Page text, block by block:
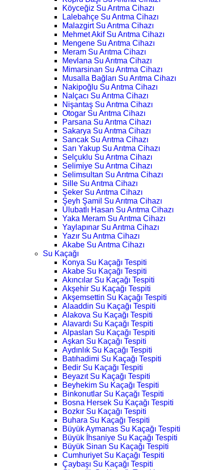
Köyceğiz Su Arıtma Cihazı
Lalebahçe Su Arıtma Cihazı
Malazgirt Su Arıtma Cihazı
Mehmet Akif Su Arıtma Cihazı
Mengene Su Arıtma Cihazı
Meram Su Arıtma Cihazı
Mevlana Su Arıtma Cihazı
Mimarsinan Su Arıtma Cihazı
Musalla Bağları Su Arıtma Cihazı
Nakipoğlu Su Arıtma Cihazı
Nalçacı Su Arıtma Cihazı
Nişantaş Su Arıtma Cihazı
Otogar Su Arıtma Cihazı
Parsana Su Arıtma Cihazı
Sakarya Su Arıtma Cihazı
Sancak Su Arıtma Cihazı
Sarı Yakup Su Arıtma Cihazı
Selçuklu Su Arıtma Cihazı
Selimiye Su Arıtma Cihazı
Selimsultan Su Arıtma Cihazı
Sille Su Arıtma Cihazı
Şeker Su Arıtma Cihazı
Şeyh Şamil Su Arıtma Cihazı
Ulubatlı Hasan Su Arıtma Cihazı
Yaka Meram Su Arıtma Cihazı
Yaylapınar Su Arıtma Cihazı
Yazır Su Arıtma Cihazı
Akabe Su Arıtma Cihazı
Su Kaçağı
Konya Su Kaçağı Tespiti
Akabe Su Kaçağı Tespiti
Akıncılar Su Kaçağı Tespiti
Akşehir Su Kaçağı Tespiti
Akşemsettin Su Kaçağı Tespiti
Alaaddin Su Kaçağı Tespiti
Alakova Su Kaçağı Tespiti
Alavardı Su Kaçağı Tespiti
Alpaslan Su Kaçağı Tespiti
Aşkan Su Kaçağı Tespiti
Aydınlık Su Kaçağı Tespiti
Batıhadimi Su Kaçağı Tespiti
Bedir Su Kaçağı Tespiti
Beyazıt Su Kaçağı Tespiti
Beyhekim Su Kaçağı Tespiti
Binkonutlar Su Kaçağı Tespiti
Bosna Hersek Su Kaçağı Tespiti
Bozkır Su Kaçağı Tespiti
Buhara Su Kaçağı Tespiti
Büyük Aymanas Su Kaçağı Tespiti
Büyük İhsaniye Su Kaçağı Tespiti
Büyük Sinan Su Kaçağı Tespiti
Cumhuriyet Su Kaçağı Tespiti
Çaybaşı Su Kaçağı Tespiti